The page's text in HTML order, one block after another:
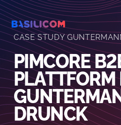
Company Logo von Basilicom
CASE STUDY
PIMCORE
PLATTFORM
DRUNCK